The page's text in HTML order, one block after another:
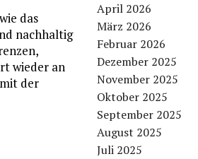
das
nachhaltig
wieder an
der
April 2026
März 2026
Februar 2026
Dezember 2025
November 2025
Oktober 2025
September 2025
August 2025
Juli 2025